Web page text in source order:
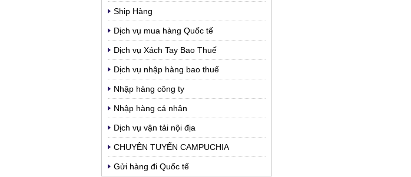
Ship Hàng
Dịch vụ mua hàng Quốc tế
Dịch vụ Xách Tay Bao Thuế
Dịch vụ nhập hàng bao thuế
Nhập hàng công ty
Nhập hàng cá nhân
Dịch vụ vận tải nội địa
CHUYÊN TUYẾN CAMPUCHIA
Gửi hàng đi Quốc tế